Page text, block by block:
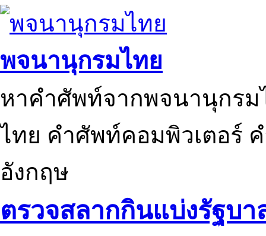
พจนานุกรมไทย
หาคำศัพท์จากพจนานุกรม
ไทย คำศัพท์คอมพิวเตอร์
อังกฤษ
ตรวจสลากกินแบ่งรัฐบา